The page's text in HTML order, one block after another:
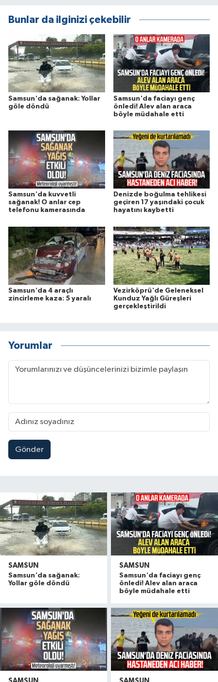
Bunlar da ilginizi çekebilir
Samsun'da sağanak: Yollar
göle döndü
Samsun'da faciayı genç
önledi! Alev alan araca
böyle müdahale etti
Samsun'da kuvvetli
sağanak! O anlar cep
telefonu kamerasında
Denizde boğulma tehlikesi
geçiren 17 yaşındaki çocuk
hayatını kaybetti
Samsun'da 4 araçlı
zincirleme kaza: 5 yaralı
Vezirköprü'de Geleneksel
Kunduz Yağlı Güreşleri
gerçekleştirildi
Yorumlar
Gönder
SAMSUN
Samsun'da sağanak:
Yollar göle döndü
SAMSUN
Samsun'da faciayı genç
önledi! Alev alan araca
böyle müdahale etti